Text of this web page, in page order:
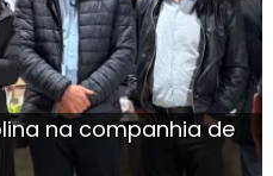
na companhia de